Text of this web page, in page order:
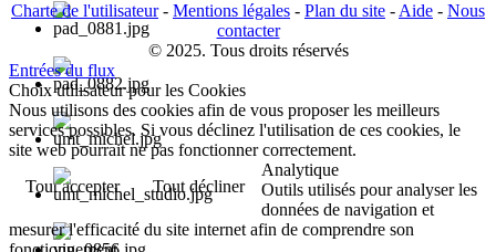
Charte de l'utilisateur- Mentions légales - Plan du site - Aide - Nous
contacter
© 2025. Tous droits réservés
Entrées du flux
Choix utilisateur pour les Cookies
Nous utilisons des cookies afin de vous proposer les meilleurs
services possibles. Si vous déclinez l'utilisation de ces cookies, le
site web pourrait ne pas fonctionner correctement.
Tout accepter
Tout décliner
Analytique
Outils utilisés pour analyser les
données de navigation et
mesurer l'efficacité du site internet afin de comprendre son